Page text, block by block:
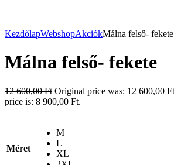
KezdőlapWebshopAkciókMálna felső- fekete
Málna felső- fekete
12 600,00Ft Original price was: 12 600,00
price is: 8 900,00 Ft.
Méret
M
L
XL